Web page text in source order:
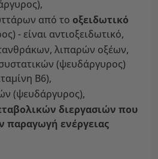
από το οξειδωτικό
- είναι αντιοξειδωτικό,
λιπαρών οξέων,
(ψευδάργυρος)
B6),
(ψευδάργυρος),
διεργασιών που
παραγωγή ενέργειας